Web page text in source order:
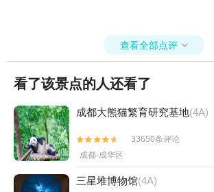
查看全部点评 
看了该景点的人还看了
成都大熊猫繁育研究基地(4A)


33650条评论
成都·成华区
三星堆博物馆(4A)